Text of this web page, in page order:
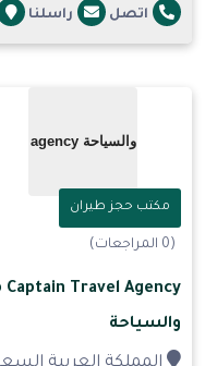
اتصل راسلنا
مكتب حجز طيران
(0 المراجعات)
والسياحة